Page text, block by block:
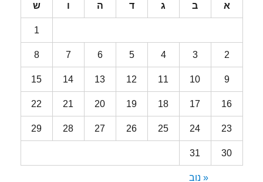
א ב ג ד ה ו ש
1
2
3
4
5
6
7
8
9
10
11
12
13
14
15
16
17
18
19
20
21
22
23
24
25
26
27
28
29
30
31
« נוב